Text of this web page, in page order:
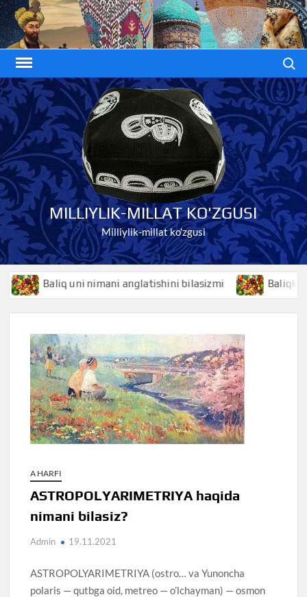
Skip
to
content
MILLIYLIK-MILLAT KO'ZGUSI
Milliylik-millat ko'zgusi
Baliq uni nimani anglatishini bilasizmi Baliqko’z
A HARFI
ASTROPOLYARIMETRIYA haqida
nimani bilasiz?
Admin 19.11.2021
ASTROPOLYARIMETRIYA (ostro… va Yunoncha
polaris — qutbga oid, metreo — o’lchayman) — osmon